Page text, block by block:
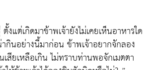
งแต่เกิดมาข้าพเจ้ายังไม่เคยเห็นอาหารใด
นอย่างนี้มาก่อน ข้าพเจ้าอยากจักลอง
สียเหลือเกิน ไม่ทราบท่านพอจักเมตตา